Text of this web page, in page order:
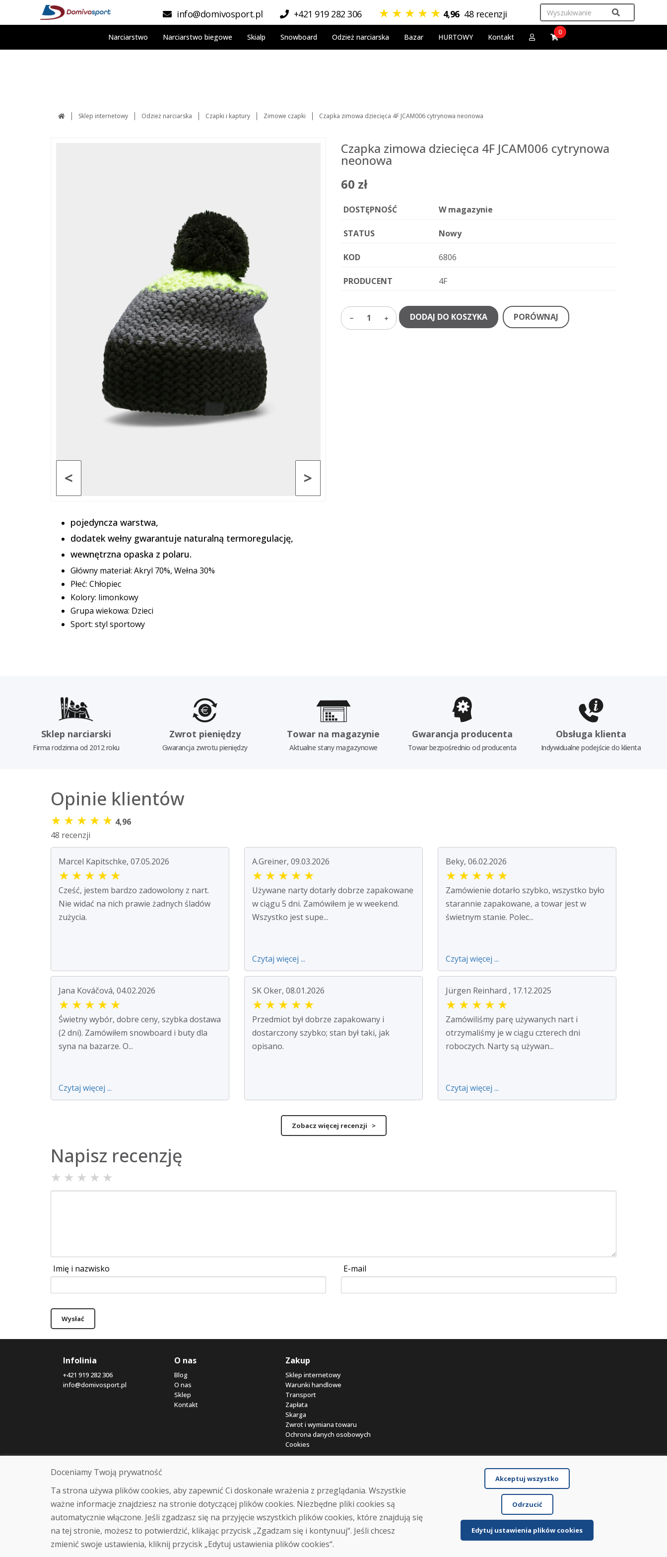
info@domivosport.pl +421 919 282 306 ★ ★ ★ ★ ★ 4,96 48 recenzji
Narciarstwo Narciarstwo biegowe Skialp Snowboard Odzież narciarska Bazar HURTOWY Kontakt
0
Sklep internetowy Odzież narciarska Czapki i kaptury Zimowe czapki Czapka zimowa dziecięca 4F JCAM006 cytrynowa neonowa
>
<
Czapka zimowa dziecięca 4F JCAM006 cytrynowa
neonowa
60 zł
DOSTĘPNOŚĆ W magazynie
STATUS Nowy
KOD 6806
PRODUCENT 4F
1 DODAJ DO KOSZYKA PORÓWNAJ
pojedyncza warstwa,
dodatek wełny gwarantuje naturalną termoregulację,
wewnętrzna opaska z polaru.
Główny materiał: Akryl 70%, Wełna 30%
Płeć: Chłopiec
Kolory: limonkowy
Grupa wiekowa: Dzieci
Sport: styl sportowy
Sklep narciarski
Firma rodzinna od 2012 roku
Zwrot pieniędzy
Gwarancja zwrotu pieniędzy
Towar na magazynie
Aktualne stany magazynowe
Gwarancja producenta
Towar bezpośrednio od producenta
Obsługa klienta
Indywidualne podejście do klienta
Opinie klientów
★ ★ ★ ★ ★ 4,96
48 recenzji
Marcel Kapitschke, 07.05.2026
★ ★ ★ ★ ★
Cześć, jestem bardzo zadowolony z nart.
Nie widać na nich prawie żadnych śladów
zużycia.
A.Greiner, 09.03.2026
★ ★ ★ ★ ★
Używane narty dotarły dobrze zapakowane
w ciągu 5 dni. Zamówiłem je w weekend.
Wszystko jest supe...
Czytaj więcej ...
Beky, 06.02.2026
★ ★ ★ ★ ★
Zamówienie dotarło szybko, wszystko było
starannie zapakowane, a towar jest w
świetnym stanie. Polec...
Czytaj więcej ...
Jana Kováčová, 04.02.2026
★ ★ ★ ★ ★
Świetny wybór, dobre ceny, szybka dostawa
(2 dni). Zamówiłem snowboard i buty dla
syna na bazarze. O...
Czytaj więcej ...
SK Oker, 08.01.2026
★ ★ ★ ★ ★
Przedmiot był dobrze zapakowany i
dostarczony szybko; stan był taki, jak
opisano.
Jürgen Reinhard , 17.12.2025
★ ★ ★ ★ ★
Zamówiliśmy parę używanych nart i
otrzymaliśmy je w ciągu czterech dni
roboczych. Narty są używan...
Czytaj więcej ...
Zobacz więcej recenzji >
Napisz recenzję
★ ★ ★ ★ ★
Imię i nazwisko E-mail
Wysłać
Infolinia
+421 919 282 306
info@domivosport.pl
O nas
Blog
O nas
Sklep
Kontakt
Zakup
Sklep internetowy
Warunki handlowe
Transport
Zapłata
Skarga
Zwrot i wymiana towaru
Ochrona danych osobowych
Cookies
© DOMIVOSPORT 2026, wszystkie prawa zastrzeżone
DUFEKSOFT - tworzenie stron internetowych, tworzenie sklepów internetowych
Doceniamy Twoją prywatność
Ta strona używa plików cookies, aby zapewnić Ci doskonałe wrażenia z przeglądania. Wszystkie
ważne informacje znajdziesz na stronie dotyczącej plików cookies. Niezbędne pliki cookies są
automatycznie włączone. Jeśli zgadzasz się na przyjęcie wszystkich plików cookies, które znajdują się
na tej stronie, możesz to potwierdzić, klikając przycisk „Zgadzam się i kontynuuj“. Jeśli chcesz
zmienić swoje ustawienia, kliknij przycisk „Edytuj ustawienia plików cookies“.
Akceptuj wszystko
Odrzucić
Edytuj ustawienia plików cookies